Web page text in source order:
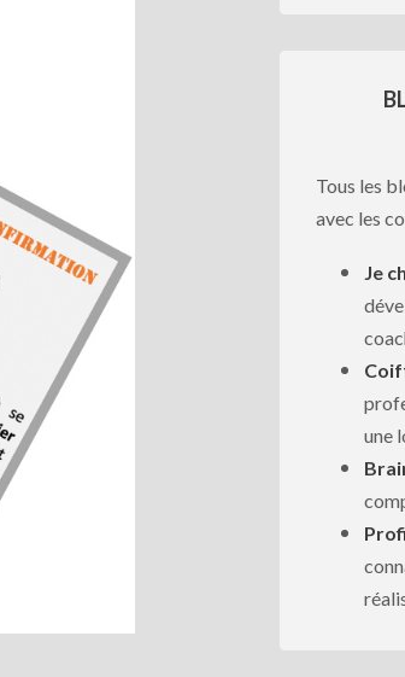
Tous les
avec les
Je
une